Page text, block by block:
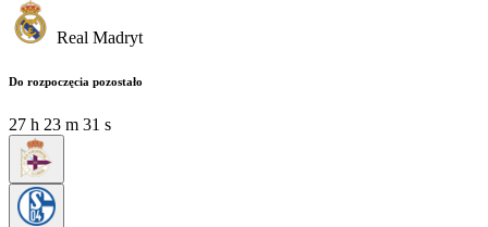
Real Madryt
Do rozpoczęcia pozostało
27 h 23 m 30 s